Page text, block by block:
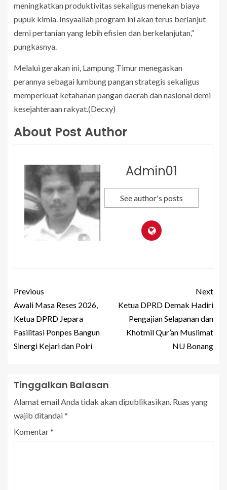
meningkatkan produktivitas sekaligus menekan biaya
pupuk kimia. Insyaallah program ini akan terus berlanjut
demi pertanian yang lebih efisien dan berkelanjutan,”
pungkasnya.
Melalui gerakan ini, Lampung Timur menegaskan
perannya sebagai lumbung pangan strategis sekaligus
memperkuat ketahanan pangan daerah dan nasional demi
kesejahteraan rakyat.(Decxy)
About Post Author
Admin01
See author's posts
Previous
Awali Masa Reses 2026,
Ketua DPRD Jepara
Fasilitasi Ponpes Bangun
Sinergi Kejari dan Polri
Next
Ketua DPRD Demak Hadiri
Pengajian Selapanan dan
Khotmil Qur’an Muslimat
NU Bonang
Tinggalkan Balasan
Alamat email Anda tidak akan dipublikasikan. Ruas yang
wajib ditandai*
Komentar*